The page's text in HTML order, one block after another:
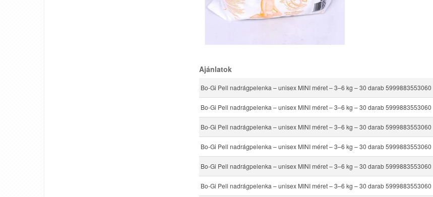
Ajánlatok
Bo-Gi Pell nadrágpelenka – unisex MINI méret – 3–6 kg – 30 darab 5999883553060
Bo-Gi Pell nadrágpelenka – unisex MINI méret – 3–6 kg – 30 darab 5999883553060
Bo-Gi Pell nadrágpelenka – unisex MINI méret – 3–6 kg – 30 darab 5999883553060
Bo-Gi Pell nadrágpelenka – unisex MINI méret – 3–6 kg – 30 darab 5999883553060
Bo-Gi Pell nadrágpelenka – unisex MINI méret – 3–6 kg – 30 darab 5999883553060
Bo-Gi Pell nadrágpelenka – unisex MINI méret – 3–6 kg – 30 darab 5999883553060